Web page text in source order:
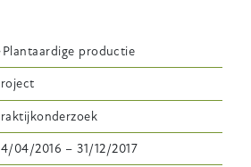
Plantaardige productie
04/2016 –31/12/2017